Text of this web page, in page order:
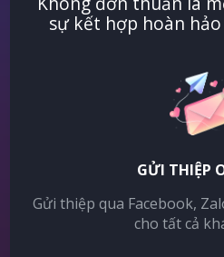
sự kết hợp hoàn
GỬI THIỆP
Gửi thiệp qua Facebook,
cho tất cả